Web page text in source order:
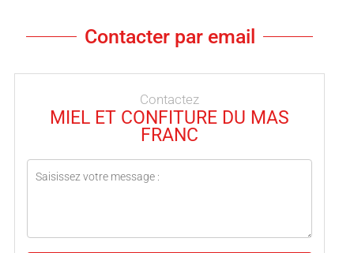
Contacter par email
Contactez
MIEL ET CONFITURE DU MAS
FRANC